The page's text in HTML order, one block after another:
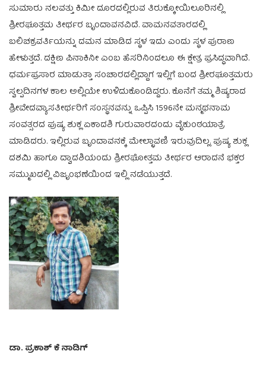
ಸುಮಾರು ನಲವತ್ತು ಕಿಮೀ ದೂರದಲ್ಲಿರುವ ತಿರುಕ್ಕೋಯಿಲೂರಿನಲ್ಲಿ
ಶ್ರೀರಘೂತ್ತಮ ತೀರ್ಥರ ಬೃಂದಾವನವಿದೆ. ವಾಮನವತಾರದಲ್ಲಿ
ಬಲಿಚಕ್ರವರ್ತಿಯನ್ನು ದಮನ ಮಾಡಿದ ಸ್ಥಳ ಇದು ಎಂದು ಸ್ಥಳ ಪುರಾಣ
ಹೇಳುತ್ತದೆ. ದಕ್ಷಿಣ ಪಿನಾಕಿನೀ ಎಂಬ ಹೆಸರಿನಿಂದಲೂ ಈ ಕ್ಷೇತ್ರ ಪ್ರಸಿದ್ಧವಾಗಿದೆ.
ಧರ್ಮಪ್ರಸಾರ ಮಾಡುತ್ತಾ ಸಂಚಾರದಲ್ಲಿದ್ದಾಗ ಇಲ್ಲಿಗೆ ಬಂದ ಶ್ರೀರಘೂತ್ತಮರು
ಸ್ವಲ್ಪದಿನಗಳ ಕಾಲ ಅಲ್ಲಿಯೇ ಉಳಿದುಕೊಂಡಿದ್ದರು. ಕೊನೆಗೆ ತಮ್ಮ ಶಿಷ್ಯರಾದ
ಶ್ರೀವೇದವ್ಯಾಸತೀರ್ಥರಿಗೆ ಸಂಸ್ಥನವನ್ನು ಒಪ್ಪಿಸಿ 1596ನೇ ಮನ್ಮಥನಾಮ
ಸಂವತ್ಸರದ ಪುಷ್ಯ ಶುಕ್ಲ ಏಕಾದಶಿ ಗುರುವಾರದಂದು ವೈಕುಂಠಯಾತ್ರೆ
ಮಾಡಿದರು. ಇಲ್ಲಿರುವ ಬೃಂದಾವನಕ್ಕೆ ಮೇಲ್ಛಾವಣಿ ಇರುವುದಿಲ್ಲ. ಪುಷ್ಯ ಶುಕ್ಲ
ದಶಮಿ ಹಾಗೂ ದ್ವಾದಶಿಯಂದು ಶ್ರೀರಘೋತ್ತಮ ತೀರ್ಥರ ಆರಾದನೆ ಭಕ್ತರ
ಸಮ್ಮುಖದಲ್ಲಿ ವಿಜೃಂಭಣೆಯಿಂದ ಇಲ್ಲಿ ನಡೆಯುತ್ತದೆ.
ಡಾ. ಪ್ರಕಾಶ್ ಕೆ ನಾಡಿಗ್